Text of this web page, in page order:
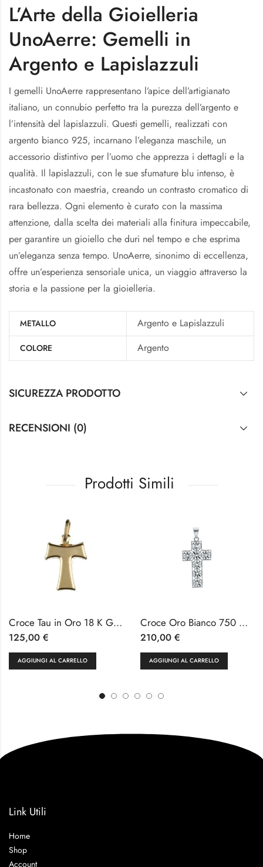
L’Arte della Gioielleria
UnoAerre: Gemelli in
Argento e Lapislazzuli
I gemelli UnoAerre rappresentano l’apice dell’artigianato
italiano, un connubio perfetto tra la purezza dell’argento e
l’intensità del lapislazzuli. Questi gemelli, realizzati con
argento bianco 925, incarnano l’eleganza maschile, un
accessorio distintivo per l’uomo che apprezza i dettagli e la
qualità. Il lapislazzuli, con le sue sfumature blu intenso, è
incastonato con maestria, creando un contrasto cromatico di
rara bellezza. Ogni elemento è curato con la massima
attenzione, dalla scelta dei materiali alla finitura impeccabile,
per garantire un gioiello che duri nel tempo e che esprima
un’eleganza senza tempo. UnoAerre, sinonimo di eccellenza,
offre un’esperienza sensoriale unica, un viaggio attraverso la
storia e la passione per la gioielleria.
METALLO Argento e Lapislazzuli
COLORE Argento
SICUREZZA PRODOTTO
RECENSIONI (0)
Prodotti Simili
Croce Tau in Oro 18 K Giallo
125,00 €
AGGIUNGI AL CARRELLO
Croce Oro Bianco 750 Ciondolo Religioso
210,00 €
AGGIUNGI AL CARRELLO
Link Utili
Home
Shop
Account